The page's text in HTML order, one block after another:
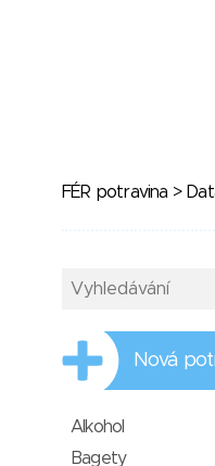
FÉR potravina >
Nová
Alkohol
Bagety